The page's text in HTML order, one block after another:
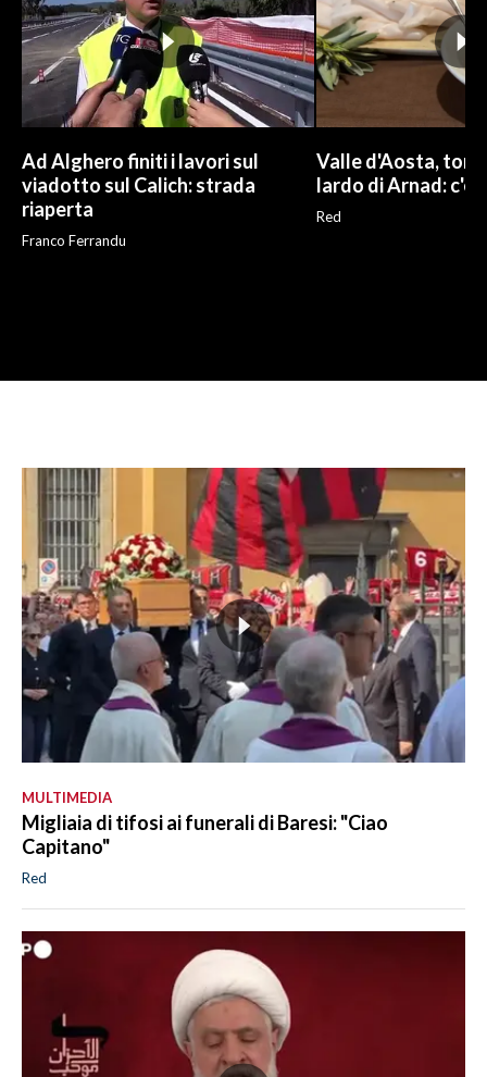
Ad Alghero finiti i lavori sul
viadotto sul Calich: strada
riaperta
Franco Ferrandu
Valle d'Aosta,
lardo di Arnad: c'è
Red
MULTIMEDIA
Migliaia di tifosi ai funerali di Baresi: "Ciao
Capitano"
Red